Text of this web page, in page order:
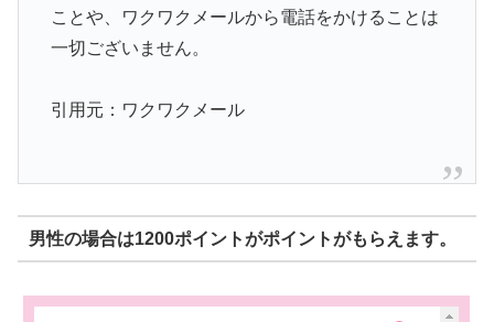
ことや、ワクワクメールから電話をかけることは
一切ございません。
引用元：ワクワクメール
男性の場合は1200ポイントがポイントがもらえます。